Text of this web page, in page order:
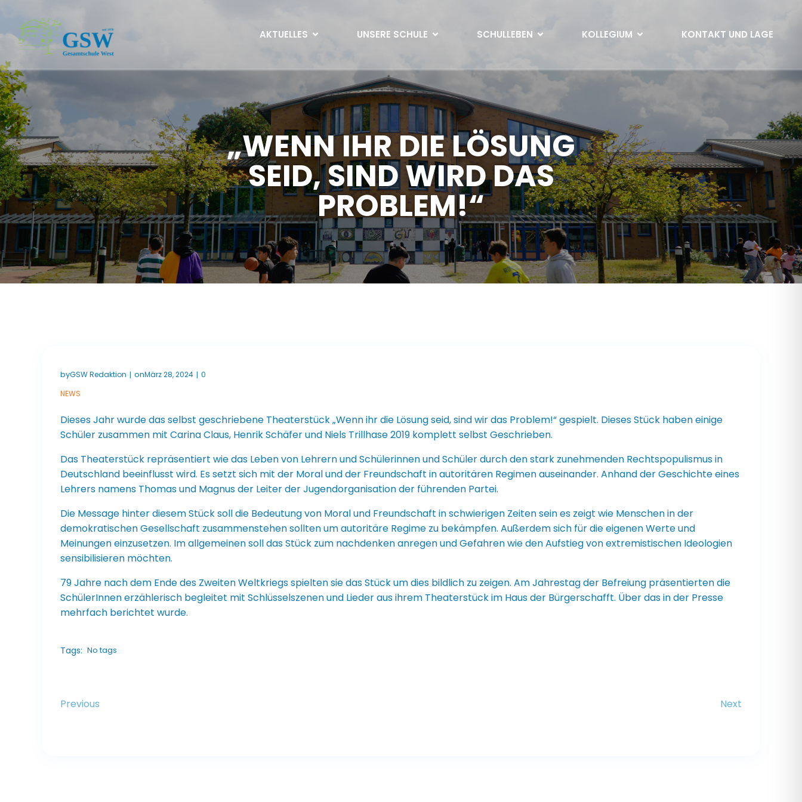
AKTUELLES UNSERE SCHULE SCHULLEBEN KOLLEGIUM KONTAKT UND LAGE
„WENN IHR DIE LÖSUNG
SEID, SIND WIRD DAS
PROBLEM!“
byGSW Redaktion | onMärz 28, 2024 | 0
NEWS
Dieses Jahr wurde das selbst geschriebene Theaterstück „Wenn ihr die Lösung seid, sind wir das Problem!“ gespielt. Dieses Stück haben einige
Schüler zusammen mit Carina Claus, Henrik Schäfer und Niels Trillhase 2019 komplett selbst Geschrieben.
Das Theaterstück repräsentiert wie das Leben von Lehrern und Schülerinnen und Schüler durch den stark zunehmenden Rechtspopulismus in
Deutschland beeinflusst wird. Es setzt sich mit der Moral und der Freundschaft in autoritären Regimen auseinander. Anhand der Geschichte eines
Lehrers namens Thomas und Magnus der Leiter der Jugendorganisation der führenden Partei.
Die Message hinter diesem Stück soll die Bedeutung von Moral und Freundschaft in schwierigen Zeiten sein es zeigt wie Menschen in der
demokratischen Gesellschaft zusammenstehen sollten um autoritäre Regime zu bekämpfen. Außerdem sich für die eigenen Werte und
Meinungen einzusetzen. Im allgemeinen soll das Stück zum nachdenken anregen und Gefahren wie den Aufstieg von extremistischen Ideologien
sensibilisieren möchten.
79 Jahre nach dem Ende des Zweiten Weltkriegs spielten sie das Stück um dies bildlich zu zeigen. Am Jahrestag der Befreiung präsentierten die
SchülerInnen erzählerisch begleitet mit Schlüsselszenen und Lieder aus ihrem Theaterstück im Haus der Bürgerschafft. Über das in der Presse
mehrfach berichtet wurde.
Tags: No tags
Previous Next